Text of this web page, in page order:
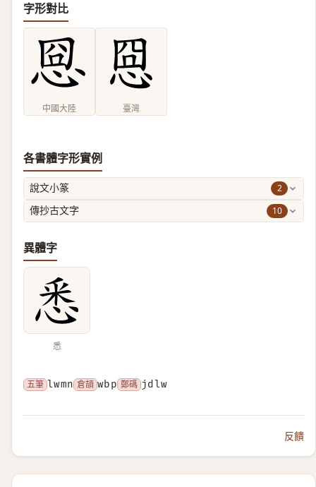
字形對比
中國大陸 臺灣
各書體字形實例
說文小篆 2
傳抄古文字 10
異體字
悉
五筆 lwmn 倉頡 wbp 鄭碼 jdlw
反饋